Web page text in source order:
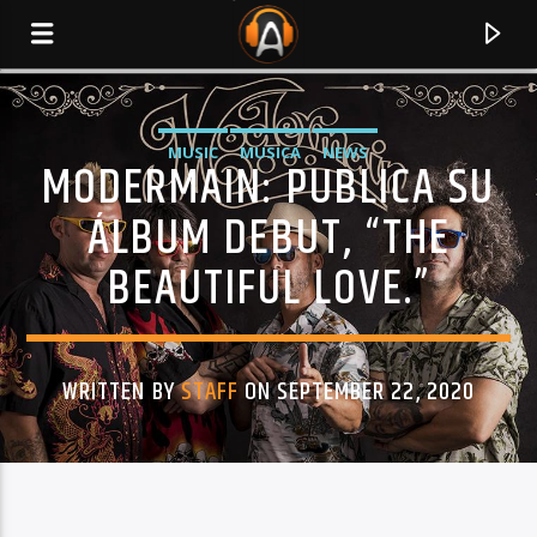
CURRENT TRACK
MUSIC MUSICA NEWS
MODERMAIN: PUBLICA SU
ÁLBUM DEBUT, “THE
BEAUTIFUL LOVE.”
WRITTEN BYSTAFFON SEPTEMBER 22, 2020